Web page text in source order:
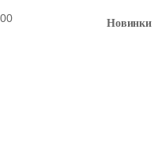
Новинки